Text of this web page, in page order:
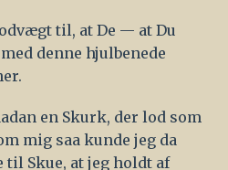
til, at De — at Du
denne hjulbenede
en Skurk, der lod som
mig saa kunde jeg da
Skue, at jeg holdt af